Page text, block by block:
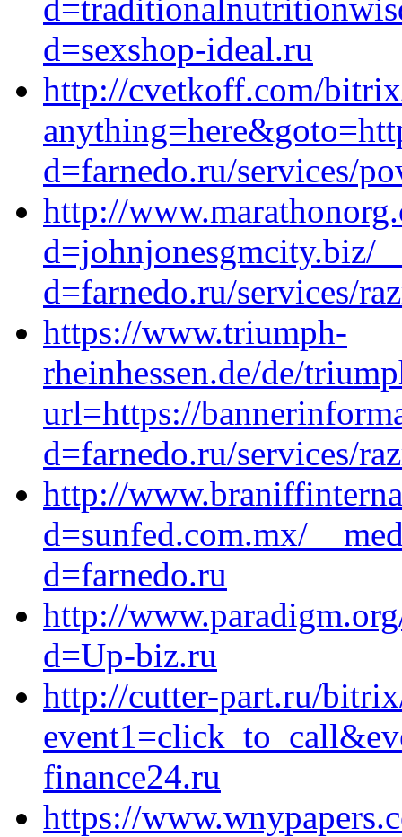
d=sexshop-ideal.ru
http://cvetkoff.com/
d=farnedo.ru/services/
http://
d=johnjonesgmcity.biz/
d=farnedo.ru/services/
https://www.triumph-
rheinhessen.de/de/
url=https://
d=farnedo.ru/services/
http://
d=sunfed.com.mx/
d=farnedo.ru
http://
d=Up-biz.ru
http://cutter-part.ru/
finance24.ru
https://